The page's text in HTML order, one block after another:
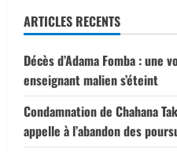
ARTICLES RECENTS
Décès d’Adama Fomba : une
enseignant malien s’éteint
Condamnation de Chahana
appelle à l’abandon des